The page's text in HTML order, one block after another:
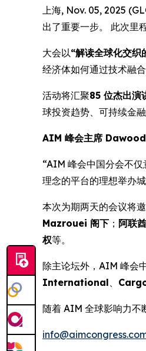
上海, Nov. 05, 2025
出了重要一步。 此次里
大会以“解读全球化交织
经济体如何通过技术融
活动将汇聚85 位杰出演
球投资趋势、可持续金
AIM 峰会主席
“AIM 峰会中国分会不
理念的平台的理想举办
本次为期两天的会议将
Mazrouei 阁下 ； 阿联
权等。
除主论坛外，AIM 峰会
International、
随着 AIM 全球影响力不